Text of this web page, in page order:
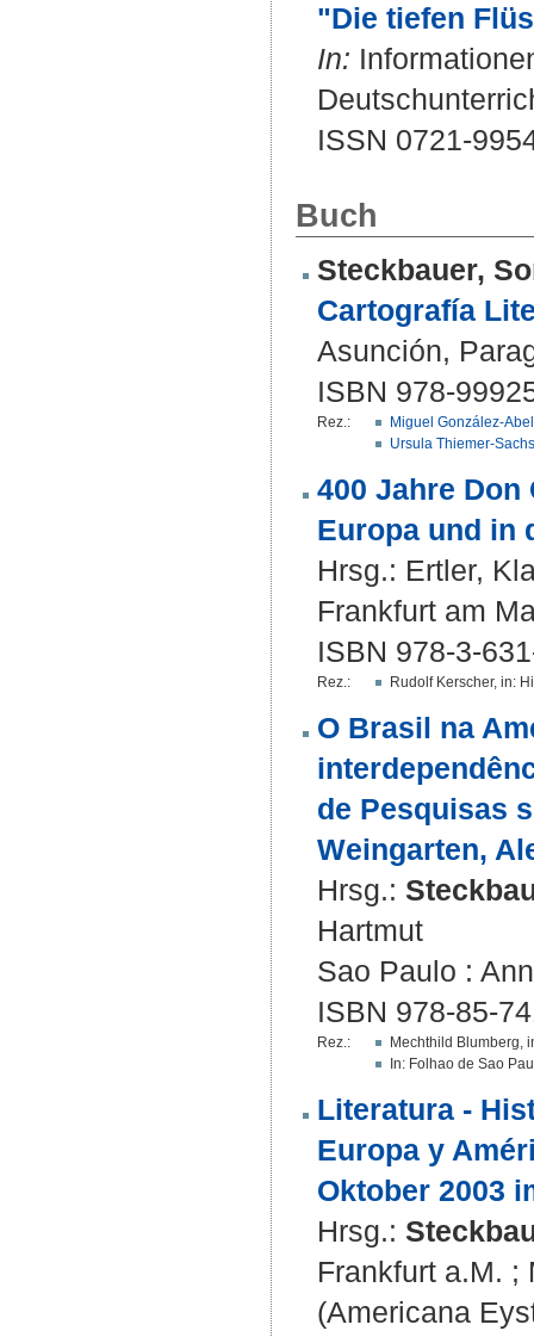
"Die tiefen
In:
ISSN 0721-
Buch
Steckbauer,
Cartografía
Asunción,
ISBN 978-
Rez.:
Miguel González-
Ursula Thiemer-
400 Jahre
Europa und in
Hrsg.: Ertler,
Frankfurt am
ISBN 978-3-
Rez.: Rudolf Kerscher, in:
O Brasil na
de Pesquisas
Weingarten,
Hrsg.:
Hartmut
Sao Paulo :
ISBN 978-85-
Rez.:
Mechthild Blumberg,
In: Folhao de Sao
Literatura -
Europa y
Oktober 2003
Hrsg.:
Frankfurt a.M. ;
(Americana